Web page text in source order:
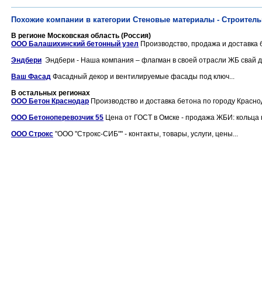
Похожие компании в категории Стеновые материалы -
В регионе Московская область (Россия)
ООО Балашихинский бетонный узел Производство, продажа и
Эндбери Эндбери - Наша компания – флагман в своей отрасли ЖБ свай
Ваш Фасад Фасадный декор и вентилируемые фасады под ключ...
В остальных регионах
ООО Бетон Краснодар Производство и доставка бетона по городу
ООО Бетоноперевозчик 55 Цена от ГОСТ в Омске - продажа ЖБИ: кольца
ООО Строкс "ООО "Строкс-СИБ"" - контакты, товары, услуги, цены...